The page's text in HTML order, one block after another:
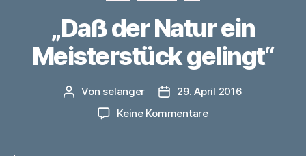
„Daß der Natur ein
Meisterstück gelingt“
Beitragsautor
Von selanger Veröffentlichungsdatum
29. April 2016
Keine Kommentarezu